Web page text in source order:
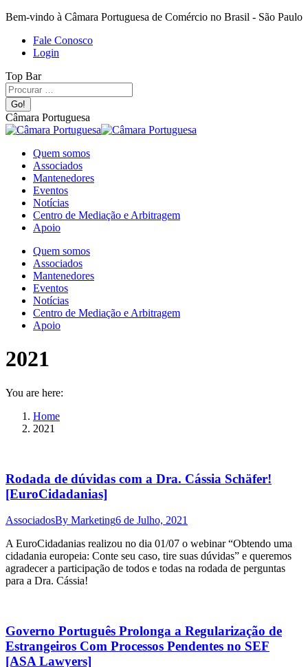
Bem-vindo à Câmara Portuguesa de Comércio no Brasil - São Paulo
Fale Conosco
Login
Top Bar
Câmara Portuguesa
Quem somos
Associados
Mantenedores
Eventos
Notícias
Centro de Mediação e Arbitragem
Apoio
Quem somos
Associados
Mantenedores
Eventos
Notícias
Centro de Mediação e Arbitragem
Apoio
2021
You are here:
Home
2021
Rodada de dúvidas com a Dra. Cássia Schäfer!
[EuroCidadanias]
AssociadosBy Marketing6 de Julho, 2021
A EuroCidadanias realizou no dia 01/07 o webinar “Obtendo uma
cidadania europeia: Conte seu caso, tire suas dúvidas” e queremos
agradecer a participação de todos e todas na rodada de perguntas
para a Dra. Cássia!
Governo Português Prolonga a Regularização de
Estrangeiros Com Processos Pendentes no SEF
[ASA Lawyers]